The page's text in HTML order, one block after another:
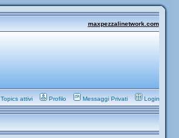
maxpezzalinetwork.com
Topics attivi Profilo Messaggi Privati Login